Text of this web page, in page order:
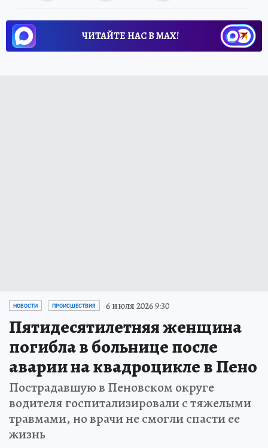
ЧИТАЙТЕ НАС В МАХ!
НОВОСТИ ПРОИСШЕСТВИЯ 6 июля 2026 9:30
Пятидесятилетняя женщина
погибла в больнице после
аварии на квадроцикле в Пено
Пострадавшую в Пеновском округе
водителя госпитализировали с тяжелыми
травмами, но врачи не смогли спасти ее
жизнь